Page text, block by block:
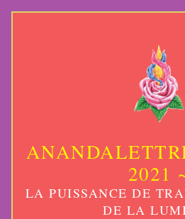
2021
LA PUISSANCE DE
DE LA